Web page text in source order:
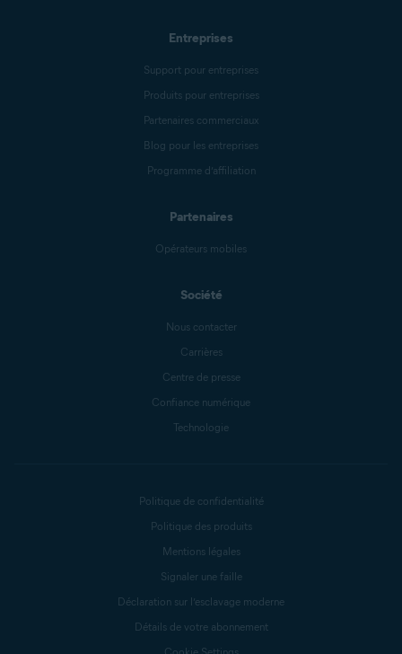
Entreprises
Support pour entreprises
Produits pour entreprises
Partenaires commerciaux
Blog pour les entreprises
Programme d’affiliation
Partenaires
Opérateurs mobiles
Société
Nous contacter
Carrières
Centre de presse
Confiance numérique
Technologie
Politique de confidentialité
Politique des produits
Mentions légales
Signaler une faille
Déclaration sur l’esclavage moderne
Détails de votre abonnement